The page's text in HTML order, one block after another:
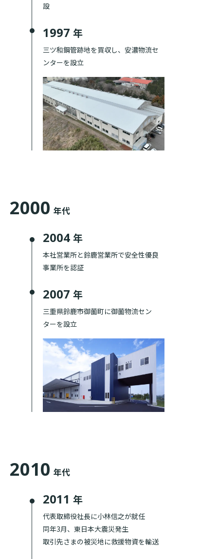
設
1997 年
三ツ和鋼管跡地を買収し、安濃物流セ
ンターを設立
2000 年代
2004 年
本社営業所と鈴鹿営業所で安全性優良
事業所を認証
2007 年
三重県鈴鹿市御薗町に御薗物流セン
ターを設立
2010 年代
2011 年
代表取締役社長に小林信之が就任
同年3月、東日本大震災発生
取引先さまの被災地に救援物資を輸送